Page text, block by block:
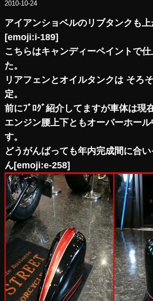
2010-10-24
アイアンショベルのリブタンクも
[emoji:i-189]
こちらはキャンディーペイントで
た。
リアフェンとオイルタンクは そろ
定。
前にﾌﾞﾛｸﾞ紹介してますが車体は現
エンジン腰上下ともオーバーホール
す。
どうがんばっても年内完成間に合
ん[emoji:e-258]